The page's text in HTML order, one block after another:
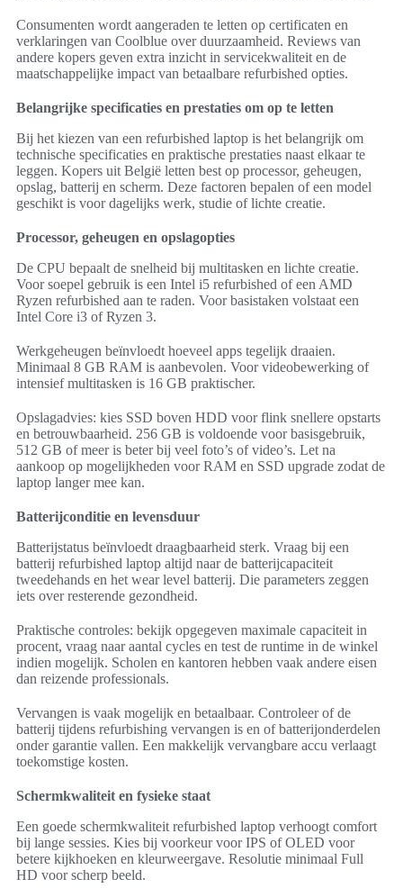
Consumenten wordt aangeraden te letten op certificaten en
verklaringen van Coolblue over duurzaamheid. Reviews van
andere kopers geven extra inzicht in servicekwaliteit en de
maatschappelijke impact van betaalbare refurbished opties.
Belangrijke specificaties en prestaties om op te letten
Bij het kiezen van een refurbished laptop is het belangrijk om
technische specificaties en praktische prestaties naast elkaar te
leggen. Kopers uit België letten best op processor, geheugen,
opslag, batterij en scherm. Deze factoren bepalen of een model
geschikt is voor dagelijks werk, studie of lichte creatie.
Processor, geheugen en opslagopties
De CPU bepaalt de snelheid bij multitasken en lichte creatie.
Voor soepel gebruik is een Intel i5 refurbished of een AMD
Ryzen refurbished aan te raden. Voor basistaken volstaat een
Intel Core i3 of Ryzen 3.
Werkgeheugen beïnvloedt hoeveel apps tegelijk draaien.
Minimaal 8 GB RAM is aanbevolen. Voor videobewerking of
intensief multitasken is 16 GB praktischer.
Opslagadvies: kies SSD boven HDD voor flink snellere opstarts
en betrouwbaarheid. 256 GB is voldoende voor basisgebruik,
512 GB of meer is beter bij veel foto’s of video’s. Let na
aankoop op mogelijkheden voor RAM en SSD upgrade zodat de
laptop langer mee kan.
Batterijconditie en levensduur
Batterijstatus beïnvloedt draagbaarheid sterk. Vraag bij een
batterij refurbished laptop altijd naar de batterijcapaciteit
tweedehands en het wear level batterij. Die parameters zeggen
iets over resterende gezondheid.
Praktische controles: bekijk opgegeven maximale capaciteit in
procent, vraag naar aantal cycles en test de runtime in de winkel
indien mogelijk. Scholen en kantoren hebben vaak andere eisen
dan reizende professionals.
Vervangen is vaak mogelijk en betaalbaar. Controleer of de
batterij tijdens refurbishing vervangen is en of batterijonderdelen
onder garantie vallen. Een makkelijk vervangbare accu verlaagt
toekomstige kosten.
Schermkwaliteit en fysieke staat
Een goede schermkwaliteit refurbished laptop verhoogt comfort
bij lange sessies. Kies bij voorkeur voor IPS of OLED voor
betere kijkhoeken en kleurweergave. Resolutie minimaal Full
HD voor scherp beeld.